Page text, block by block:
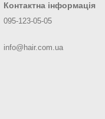
Контактна інформація
095-123-05-05
info@hair.com.ua